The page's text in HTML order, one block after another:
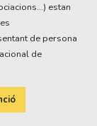
estan
de persona
de